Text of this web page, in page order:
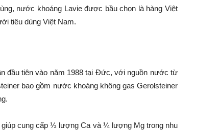
nước khoáng Lavie được bầu chọn là hàng Việt
tiêu dùng Việt Nam.
đầu tiên vào năm 1988 tại Đức, với nguồn nước từ
bao gồm nước khoáng không gas Gerolsteiner
cung cấp ⅓ lượng Ca và ¼ lượng Mg trong nhu